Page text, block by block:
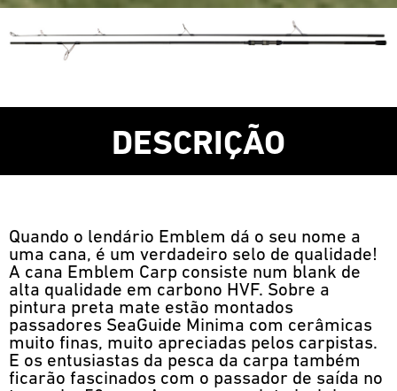
DESCRIÇÃO
Quando o lendário Emblem dá o seu nome a
uma cana, é um verdadeiro selo de qualidade!
A cana Emblem Carp consiste num blank de
alta qualidade em carbono HVF. Sobre a
pintura preta mate estão montados
passadores SeaGuide Minima com cerâmicas
muito finas, muito apreciadas pelos carpistas.
E os entusiastas da pesca da carpa também
ficarão fascinados com o passador de saída no